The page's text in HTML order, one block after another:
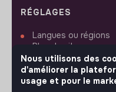
RÉGLAGES
Langues ou régions
Plan du site
Paramètres des
Nous utilisons des
d'améliorer la
usage et pour le